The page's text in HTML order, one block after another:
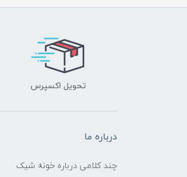
تحویل اکسپرس
درباره ما
چند کلامی درباره خونه شیک